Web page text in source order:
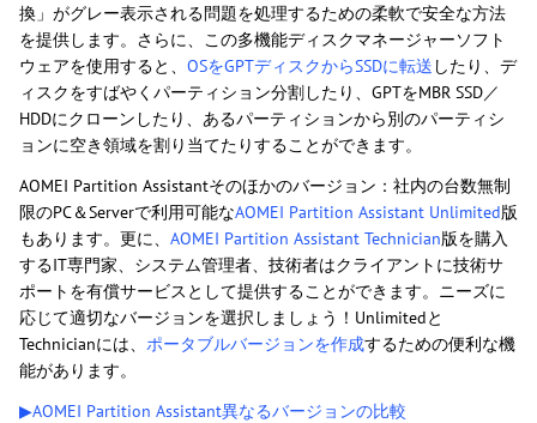
換」がグレー表示される問題を処理するための柔軟で安全な方法
を提供します。さらに、この多機能ディスクマネージャーソフト
ウェアを使用すると、 OSをGPTディスクからSSDに転送 したり、デ
ィスクをすばやくパーティション分割したり、GPTをMBR SSD／
HDDにクローンしたり、あるパーティションから別のパーティシ
ョンに空き領域を割り当てたりすることができます。
AOMEI Partition Assistantそのほかのバージョン：社内の台数無制
限のPC＆Serverで利用可能なAOMEI Partition Assistant Unlimited版
もあります。更に、 AOMEI Partition Assistant Technician版を購入
するIT専門家、システム管理者、技術者はクライアントに技術サ
ポートを有償サービスとして提供することができます。ニーズに
応じて適切なバージョンを選択しましょう！Unlimitedと
Technicianには、 ポータブルバージョンを作成するための便利な機
能があります。
▶AOMEI Partition Assistant異なるバージョンの比較